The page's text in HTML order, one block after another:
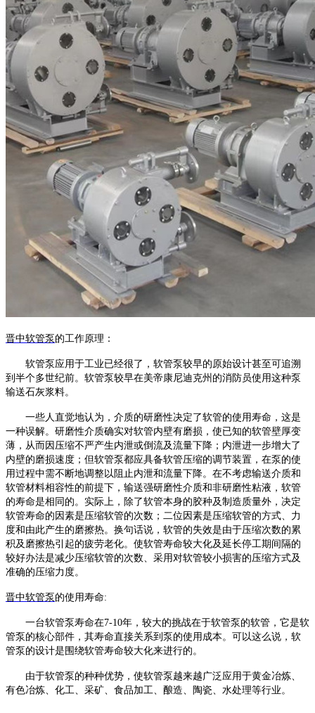
晋中软管泵 的工作原理 ：
软管泵 应用于工业已经很了， 软管泵较早的原始设计甚至可追溯
到半个多世纪前。 软管泵较早在美帝康尼迪克州的消防员使用这种泵
输送石灰浆料。
一些人直觉地认为，介质的研磨性决定了软管的使用寿命，这是
一种误解。研磨性介质确实对软管内壁有磨损，使已知的软管壁厚变
薄，从而因压缩不严产生内泄或倒流及流量下降；内泄进一步增大了
内壁的磨损速度；但软管泵都应具备软管压缩的调节装置，在泵的使
用过程中需不断地调整以阻止内泄和流量下降。在不考虑输送介质和
软管材料相容性的前提下，输送强研磨性介质和非研磨性粘液，软管
的寿命是相同的。实际上，除了软管本身的胶种及制造质量外，决定
软管寿命的因素是压缩软管的次数；二位因素是压缩软管的方式、力
度和由此产生的磨擦热。换句话说，软管的失效是由于压缩次数的累
积及磨擦热引起的疲劳老化。使软管寿命较大化及延长停工期间隔的
较好办法是减少压缩软管的次数、采用对软管较小损害的压缩方式及
准确的压缩力度。
晋中软管泵 的使用寿命:
一台软管泵寿命在7-10年，较大的挑战在于软管泵 的软管，它是软
管泵 的核心部件，其寿命直接关系到泵的使用成本。可以这么说， 软
管泵 的设计是围绕软管寿命较大化来进行的。
由于软管泵 的种种优势，使软管泵 越来越广泛应用于黄金冶炼、
有色冶炼、化工、采矿、食品加工、酿造、陶瓷、水处理等行业。